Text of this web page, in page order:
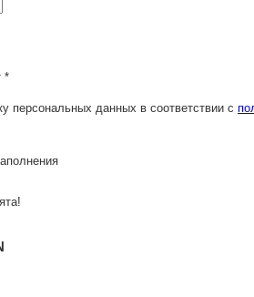
*
персональных данных в соответствии с